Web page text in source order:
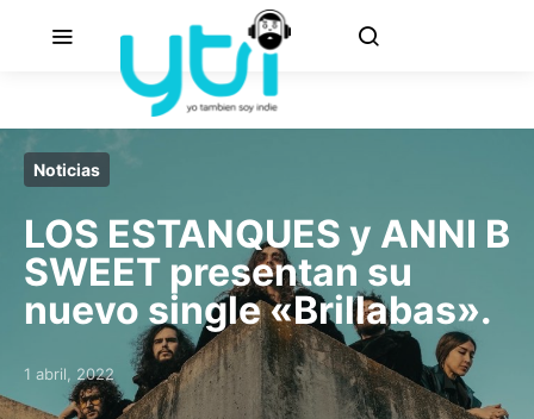
Noticias
LOS ESTANQUES y ANNI B
SWEET presentan su
nuevo single «Brillabas».
Posted on
1 abril, 2022